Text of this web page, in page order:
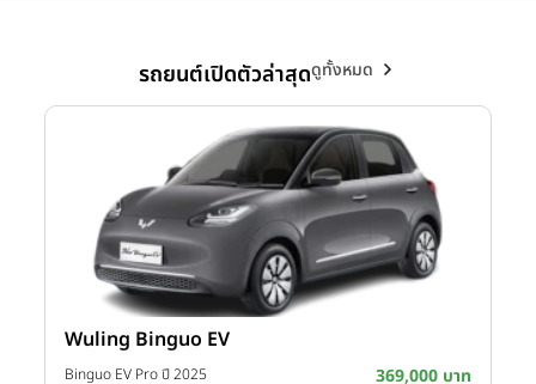
รถยนต์เปิดตัวล่าสุดดูทั้งหมด
Wuling Binguo EV
Binguo EV Pro ปี 2025 369,000 บาท